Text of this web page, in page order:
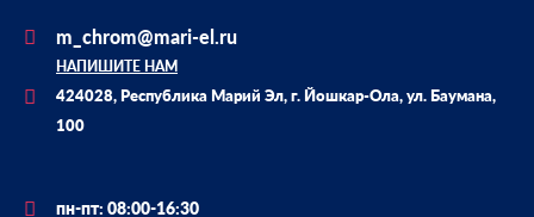
m_chrom@mari-el.ru
НАПИШИТЕ НАМ
424028, Республика Марий Эл, г. Йошкар-Ола, ул. Баумана,
100
пн-пт: 08:00-16:30